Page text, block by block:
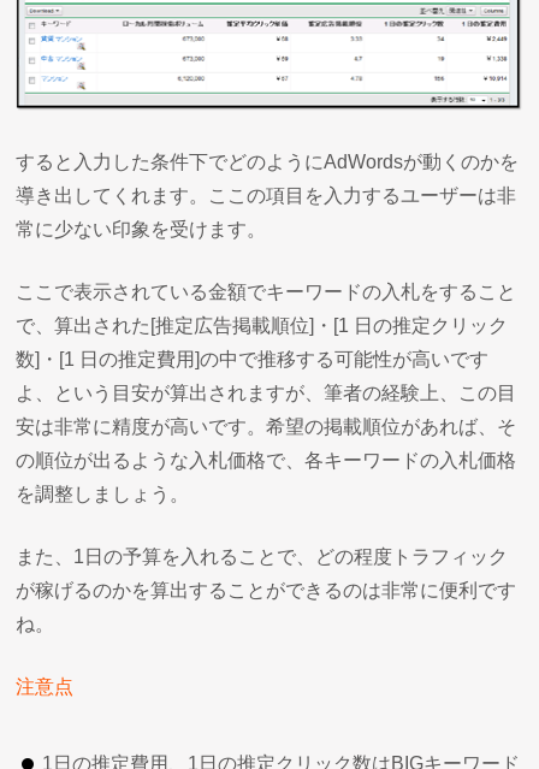
すると入力した条件下でどのようにAdWordsが動くのかを
導き出してくれます。ここの項目を入力するユーザーは非
常に少ない印象を受けます。
ここで表示されている金額でキーワードの入札をすること
で、算出された[推定広告掲載順位]・[1 日の推定クリック
数]・[1 日の推定費用]の中で推移する可能性が高いです
よ、という目安が算出されますが、筆者の経験上、この目
安は非常に精度が高いです。希望の掲載順位があれば、そ
の順位が出るような入札価格で、各キーワードの入札価格
を調整しましょう。
また、1日の予算を入れることで、どの程度トラフィック
が稼げるのかを算出することができるのは非常に便利です
ね。
注意点
1日の推定費用、1日の推定クリック数はBIGキーワード